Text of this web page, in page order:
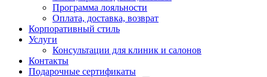
Программа лояльности
Оплата, доставка, возврат
Корпоративный стиль
Услуги
Консультации для клиник и салонов
Контакты
Подарочные сертификаты